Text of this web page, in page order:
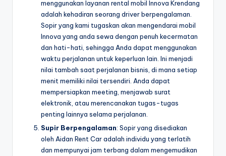
menggunakan layanan rental mobil Innova Krendang
adalah kehadiran seorang driver berpengalaman.
Sopir yang kami tugaskan akan mengendarai mobil
Innova yang anda sewa dengan penuh kecermatan
dan hati-hati, sehingga Anda dapat menggunakan
waktu perjalanan untuk keperluan lain. Ini menjadi
nilai tambah saat perjalanan bisnis, di mana setiap
menit memiliki nilai tersendiri. Anda dapat
mempersiapkan meeting, menjawab surat
elektronik, atau merencanakan tugas-tugas
penting lainnya selama perjalanan.
Supir Berpengalaman: Sopir yang disediakan
oleh Aidan Rent Car adalah individu yang terlatih
dan mempunyai jam terbang dalam mengemudikan